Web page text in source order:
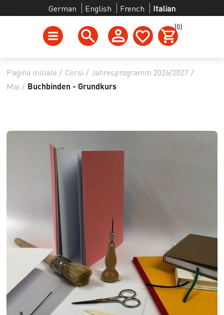
German English French Italian
(0)
Pagina iniziale / Corsi / Jahresprogramm 2026/2027 /
Mai / Buchbinden - Grundkurs